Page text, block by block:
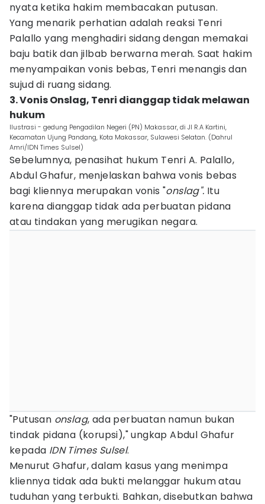
nyata ketika hakim membacakan putusan.
Yang menarik perhatian adalah reaksi Tenri
Palallo yang menghadiri sidang dengan memakai
baju batik dan jilbab berwarna merah. Saat hakim
menyampaikan vonis bebas, Tenri menangis dan
sujud di ruang sidang.
3. Vonis Onslag, Tenri dianggap tidak melawan
hukum
Ilustrasi - gedung Pengadilan Negeri (PN) Makassar, di Jl R.A Kartini,
Kecamatan Ujung Pandang, Kota Makassar, Sulawesi Selatan. (Dahrul
Amri/IDN Times Sulsel)
Sebelumnya, penasihat hukum Tenri A. Palallo,
Abdul Ghafur, menjelaskan bahwa vonis bebas
bagi kliennya merupakan vonis "onslag". Itu
karena dianggap tidak ada perbuatan pidana
atau tindakan yang merugikan negara.
"Putusan onslag, ada perbuatan namun bukan
tindak pidana (korupsi)," ungkap Abdul Ghafur
kepada IDN Times Sulsel.
Menurut Ghafur, dalam kasus yang menimpa
kliennya tidak ada bukti melanggar hukum atau
tuduhan yang terbukti. Bahkan, disebutkan bahwa